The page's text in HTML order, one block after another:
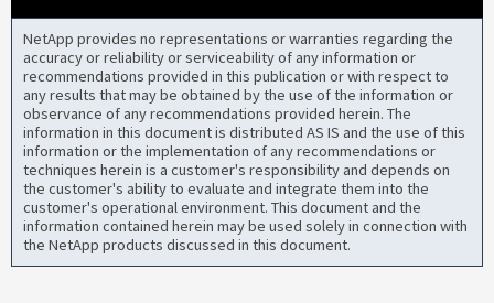
NetApp provides no representations or warranties regarding the
accuracy or reliability or serviceability of any information or
recommendations provided in this publication or with respect to
any results that may be obtained by the use of the information or
observance of any recommendations provided herein. The
information in this document is distributed AS IS and the use of this
information or the implementation of any recommendations or
techniques herein is a customer's responsibility and depends on
the customer's ability to evaluate and integrate them into the
customer's operational environment. This document and the
information contained herein may be used solely in connection with
the NetApp products discussed in this document.